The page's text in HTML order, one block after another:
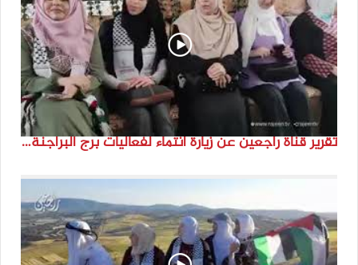
تقرير قناة راجعين عن زيارة انتماء لفعاليات برج البراجنة اعداد جنى شحرور